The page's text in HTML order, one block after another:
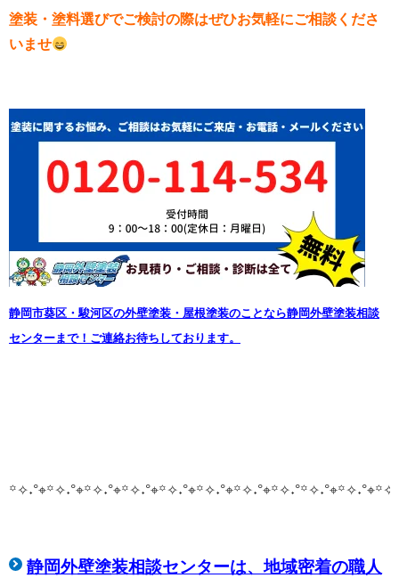
塗装・塗料選びでご検討の際はぜひお気軽にご相談くださ
いませ
静岡市葵区・駿河区の外壁塗装・屋根塗装のことなら静岡外壁塗装相談
センターまで！ご連絡お待ちしております。
꙳✧˖°⌖꙳✧˖°⌖꙳✧˖°⌖꙳✧˖°⌖꙳✧˖°⌖꙳✧˖°⌖꙳✧˖°⌖꙳✧˖°
静岡外壁塗装相談センターは、地域密着の職人